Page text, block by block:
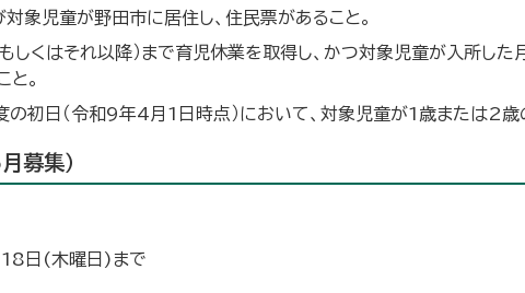
象児童が野田市に居住し、住民票があること。
しくはそれ以降）まで育児休業を取得し、かつ対象児童が入所し
。
初日（令和9年4月1日時点）において、対象児童が1歳または2歳
募集）
18日(木曜日)まで